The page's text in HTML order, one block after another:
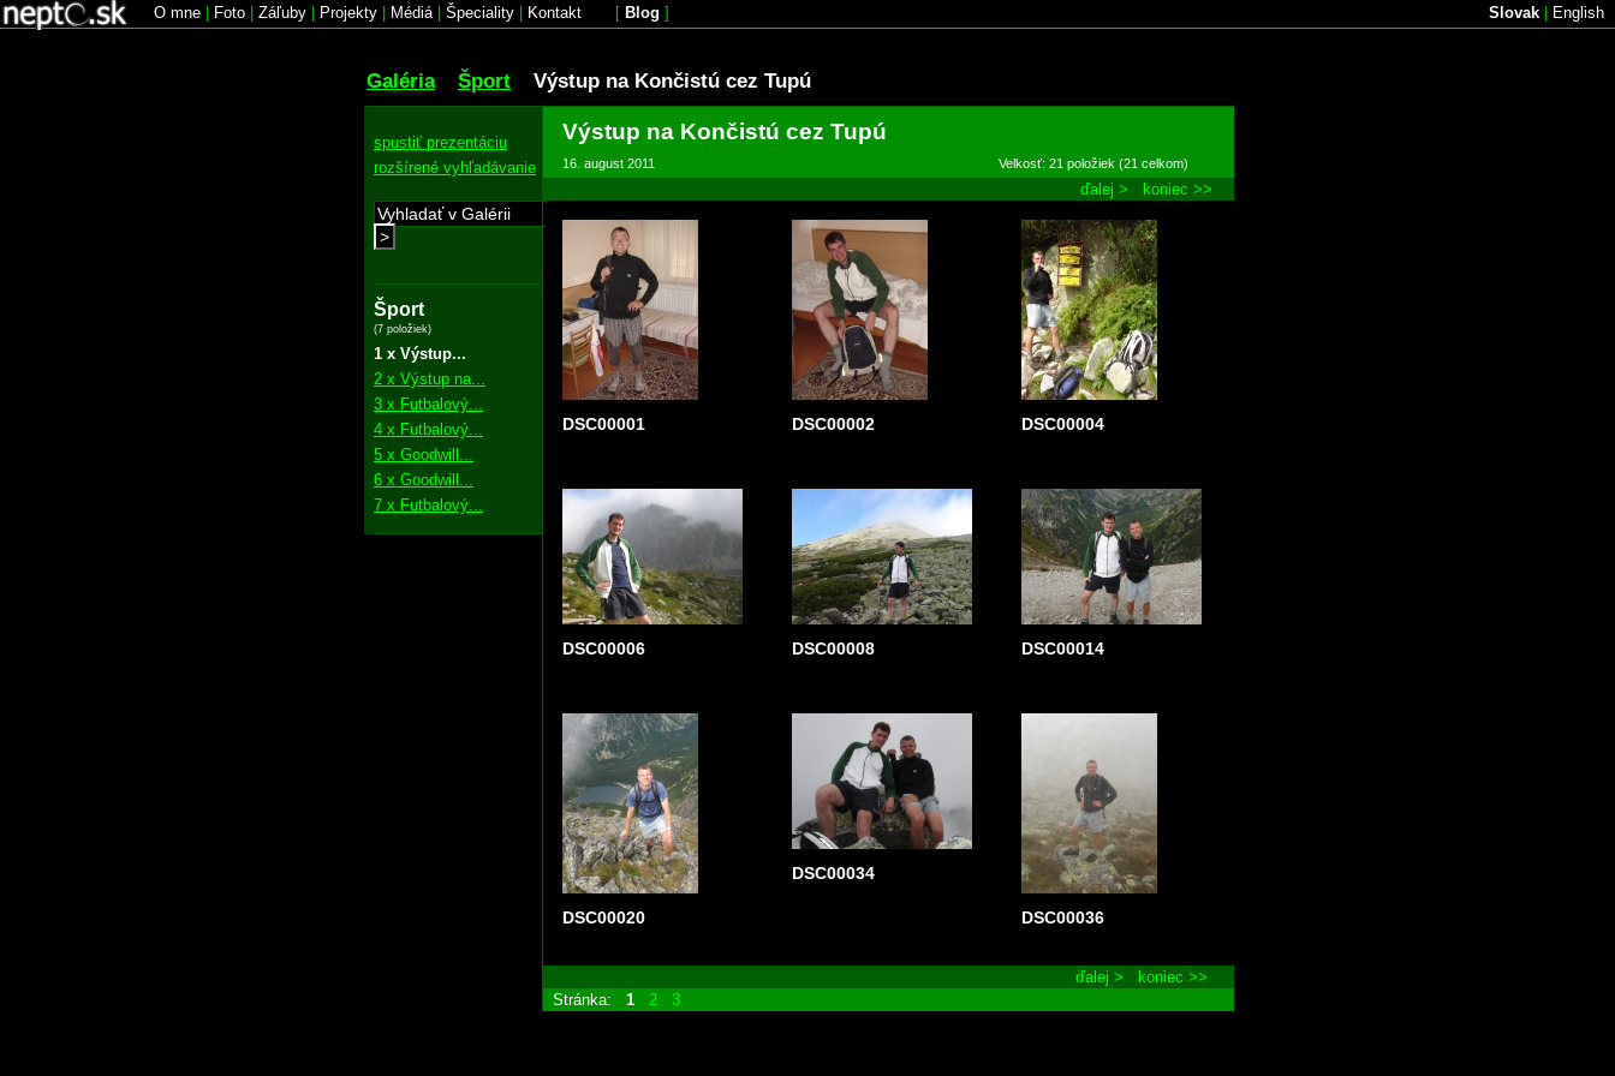
O mne Foto Záľuby Projekty Médiá| Špeciality Kontakt [ Blog ] Slovak English
Galéria Šport Výstup na Končistú cez Tupú
spustiť prezentáciu
rozšírené vyhľadávanie
>
Šport
(7 položiek)
1 x Výstup...
2 x Výstup na...
3 x Futbalový...
4 x Futbalový...
5 x Goodwill...
6 x Goodwill...
7 x Futbalový...
Výstup na Končistú cez Tupú
16. august 2011 Velkosť: 21 položiek (21 celkom)
ďalej > koniec >>
DSC00001 DSC00002 DSC00004
DSC00006 DSC00008 DSC00014
DSC00020
DSC00034
DSC00036
ďalej >
koniec >>
Stránka:
1 2 3